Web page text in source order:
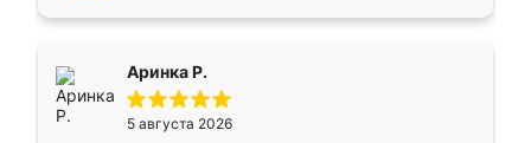
Аринка Р.
5 августа 2026